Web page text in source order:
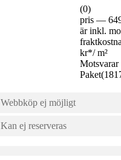
(0)
pris —
är inkl.
kr*/ m²
Paket(
Webbköp ej möjligt
Kan ej reserveras